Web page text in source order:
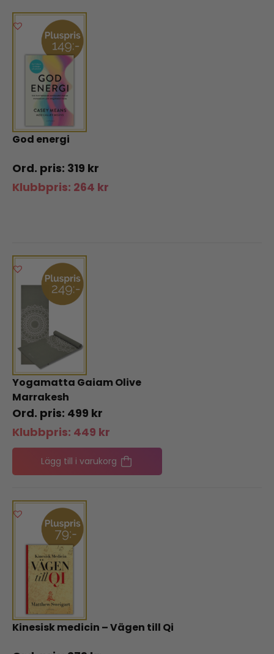
God energi
319 kr
Klubbpris: 264 kr
Yogamatta Gaiam Olive
Marrakesh
499 kr
Klubbpris: 449 kr
Lägg till i varukorg
Kinesisk medicin – Vägen till Qi